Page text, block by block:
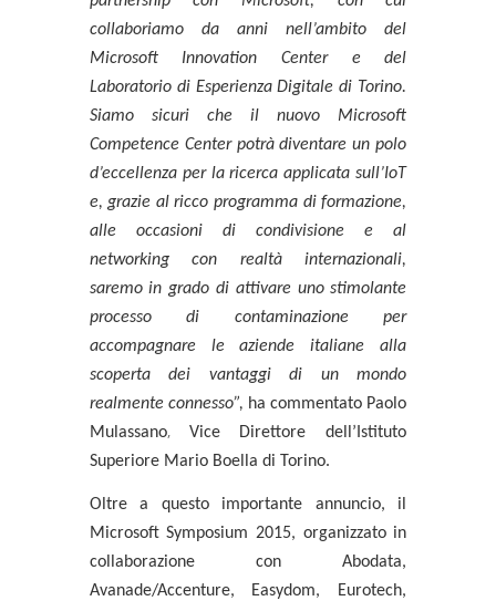
collaboriamo da anni nell’ambito del
Microsoft Innovation Center e del
Laboratorio di Esperienza Digitale di Torino.
Siamo sicuri che il nuovo Microsoft
Competence Center potrà diventare un polo
d’eccellenza per la ricerca applicata sull’IoT
e, grazie al ricco programma di formazione,
alle occasioni di condivisione e al
networking con realtà internazionali,
saremo in grado di attivare uno stimolante
processo di contaminazione per
accompagnare le aziende italiane alla
scoperta dei vantaggi di un mondo
realmente connesso”, ha commentato Paolo
Mulassano, Vice Direttore dell’Istituto
Superiore Mario Boella di Torino.
Oltre a questo importante annuncio, il
Microsoft Symposium 2015, organizzato in
collaborazione conAbodata,
Avanade/Accenture, Easydom, Eurotech,